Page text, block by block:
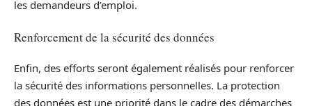
les demandeurs d’emploi.
Renforcement de la sécurité des données
Enfin, des efforts seront également réalisés pour renforcer
la sécurité des informations personnelles. La protection
des données est une priorité dans le cadre des démarches